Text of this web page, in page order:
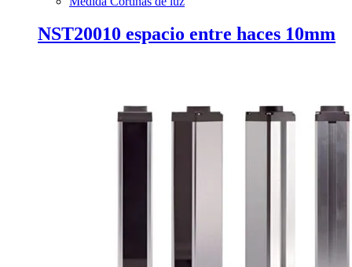
NST20010 espacio entre haces 10mm